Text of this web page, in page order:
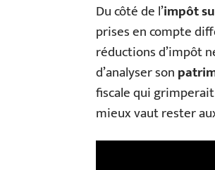
Du côté de l’impôt
prises en compte
réductions d’impôt
d’analyser son
fiscale qui grimperait
mieux vaut rester